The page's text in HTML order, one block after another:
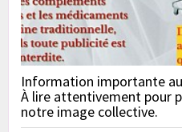
Information importante
À lire attentivement pour
notre image collective.